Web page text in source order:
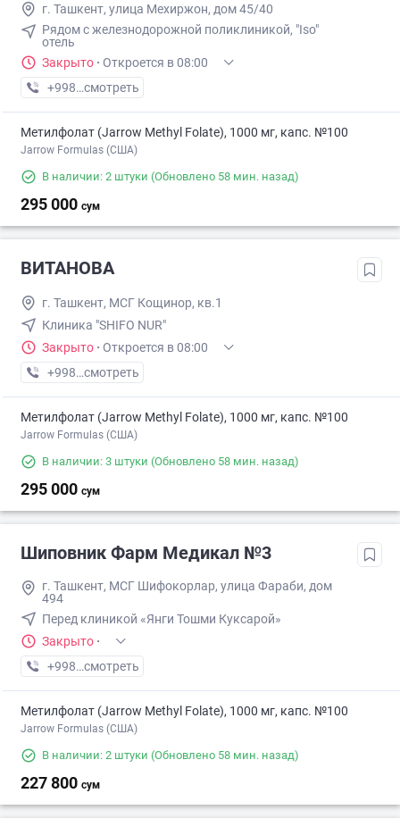
г. Ташкент, улица Мехиржон, дом 45/40
Рядом с железнодорожной поликлиникой, "Iso"
отель
Закрыто · Откроется в 08:00
+998 (99) XXX-XX-XX
смотреть
Метилфолат (Jarrow Methyl Folate), 1000 мг, капс. №100
Jarrow Formulas (США)
В наличии: 2 штуки (Обновлено 58 мин. назад)
295 000 сум
ВИТАНОВА
г. Ташкент, МСГ Кощинор, кв.1
Клиника "SHIFO NUR"
Закрыто · Откроется в 08:00
+998 (77) XXX-XX-XX
смотреть
Метилфолат (Jarrow Methyl Folate), 1000 мг, капс. №100
Jarrow Formulas (США)
В наличии: 3 штуки (Обновлено 58 мин. назад)
295 000 сум
Шиповник Фарм Медикал №3
г. Ташкент, МСГ Шифокорлар, улица Фараби, дом
494
Перед клиникой «Янги Тошми Куксарой»
Закрыто ·
+998 (55) XXX-XX-XX
смотреть
Метилфолат (Jarrow Methyl Folate), 1000 мг, капс. №100
Jarrow Formulas (США)
В наличии: 2 штуки (Обновлено 58 мин. назад)
227 800 сум